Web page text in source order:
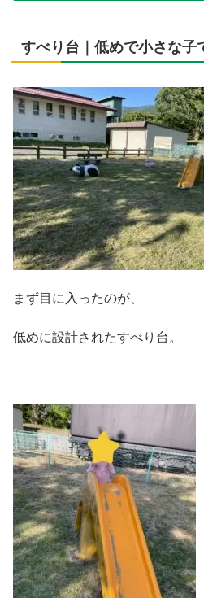
すべり台｜低めで小さな子
まず目に入ったのが、
低めに設計されたすべり台。